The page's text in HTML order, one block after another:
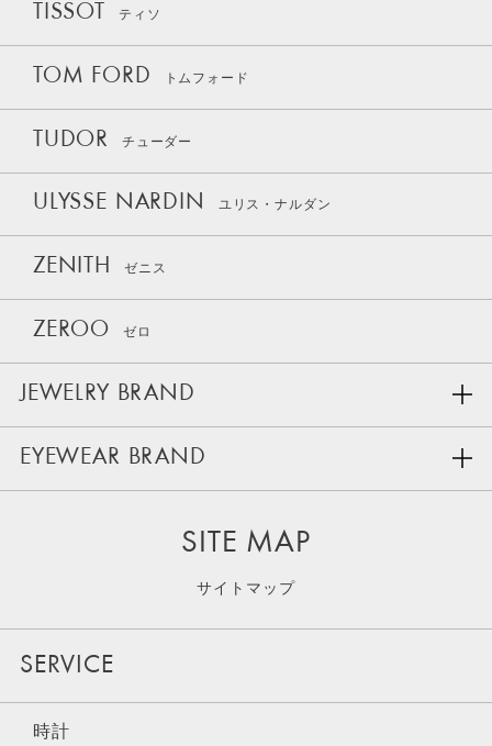
TISSOT ティソ
TOM FORD トムフォード
TUDOR チューダー
ULYSSE NARDIN ユリス・ナルダン
ZENITH ゼニス
ZEROO ゼロ
JEWELRY BRAND
EYEWEAR BRAND
SITE MAP
サイトマップ
SERVICE
時計